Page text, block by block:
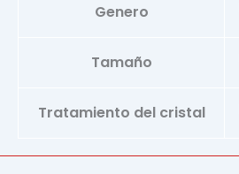
Genero
Tamaño
Tratamiento del cristal